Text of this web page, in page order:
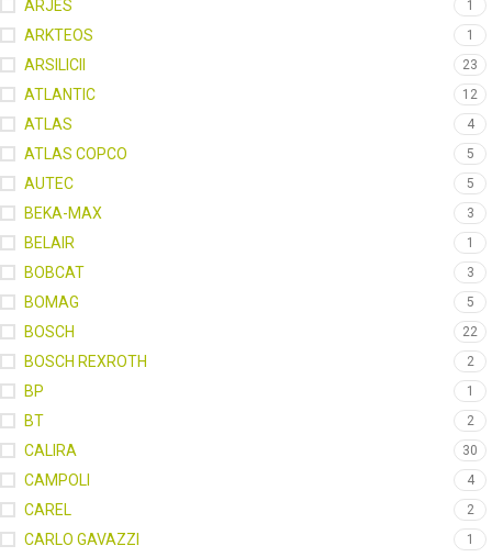
ARJES 1
ARKTEOS 1
ARSILICII 23
ATLANTIC 12
ATLAS 4
ATLAS COPCO 5
AUTEC 5
BEKA-MAX 3
BELAIR 1
BOBCAT 3
BOMAG 5
BOSCH 22
BOSCH REXROTH 2
BP 1
BT 2
CALIRA 30
CAMPOLI 4
CAREL 2
CARLO GAVAZZI 1